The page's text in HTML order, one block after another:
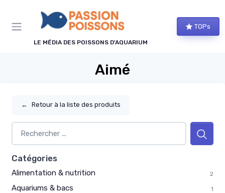
LE MÉDIA DES POISSONS D'AQUARIUM
TOPs
Aimé
← Retour à la liste des produits
Catégories
Alimentation & nutrition 2
Aquariums & bacs 1